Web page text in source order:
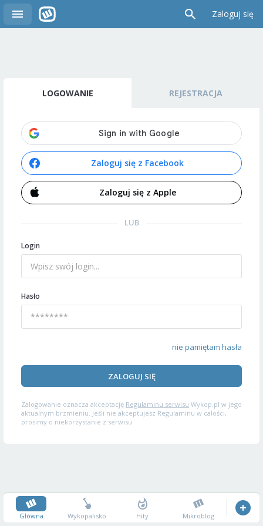
Zaloguj się
LOGOWANIE REJESTRACJA
Zaloguj się z Facebook
Zaloguj się z Apple
LUB
Login
Hasło
nie pamiętam hasła
ZALOGUJ SIĘ
Zalogowanie oznacza akceptację Regulaminu serwisu Wykop.pl w jego
aktualnym brzmieniu. Jeśli nie akceptujesz Regulaminu w całości,
prosimy o niekorzystanie z serwisu.
Główna Wykopalisko Hity Mikroblog